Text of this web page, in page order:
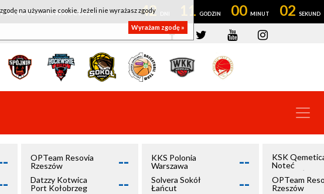
NOTEĆ INOWROCŁAW 42 11 00 02
OPTeam Resovia
Rzeszów
--
Datzzy Kotwica
Port Kołobrzeg
--
KKS Polonia
Warszawa
--
Solvera Sokół
Łańcut
--
KSK
Noteć
Inowrocław
OPTeam
Rzeszów
na używanie cookie. Jeżeli nie wyrażasz zgody
Wyrażam zgodę »